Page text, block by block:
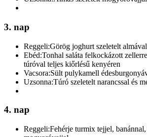
3. nap
Reggeli:Görög joghurt szeletelt
Ebéd:Tonhal saláta felkockázott
túróval teljes kiőrlésű kenyéren
Vacsora:Sült pulykamell
Uzsonna:Túró szeletelt narancssal és
4. nap
Reggeli:Fehérje turmix tejjel,